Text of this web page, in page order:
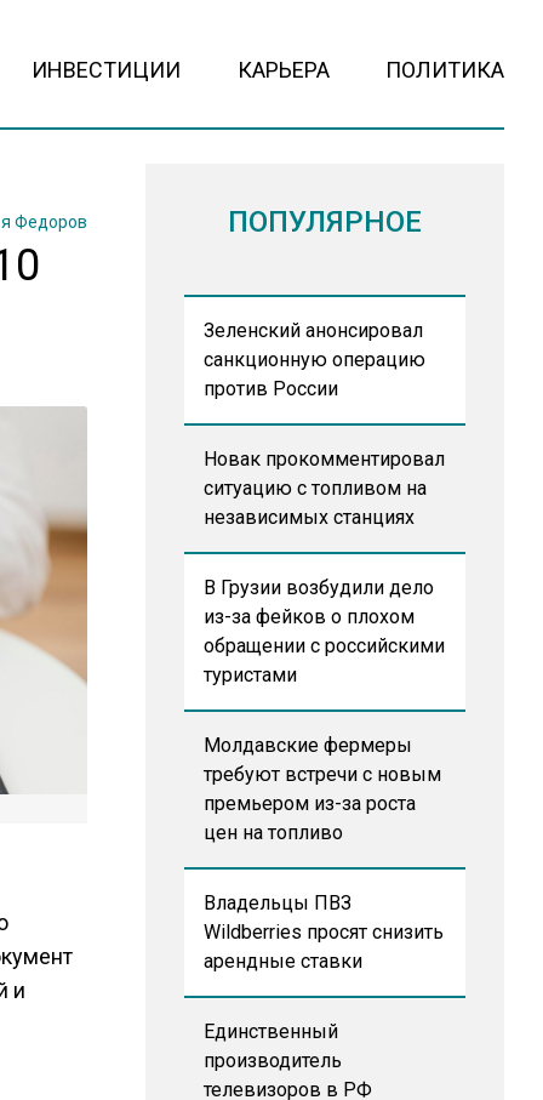
ИНВЕСТИЦИИ КАРЬЕРА ПОЛИТИКА
Федоров
и
ПОПУЛЯРНОЕ
Зеленский анонсировал
санкционную операцию
против России
Новак прокомментировал
ситуацию с топливом на
независимых станциях
В Грузии возбудили дело
из-за фейков о плохом
обращении с российскими
туристами
Молдавские фермеры
требуют встречи с новым
премьером из-за роста
цен на топливо
Владельцы ПВЗ
Wildberries просят снизить
арендные ставки
Единственный
производитель
телевизоров в РФ